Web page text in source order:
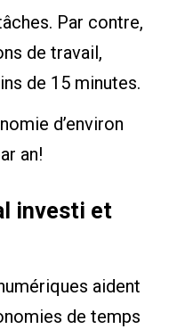
Par contre,
de travail,
de 15 minutes.
d’environ
an!
investi et
aident
de temps